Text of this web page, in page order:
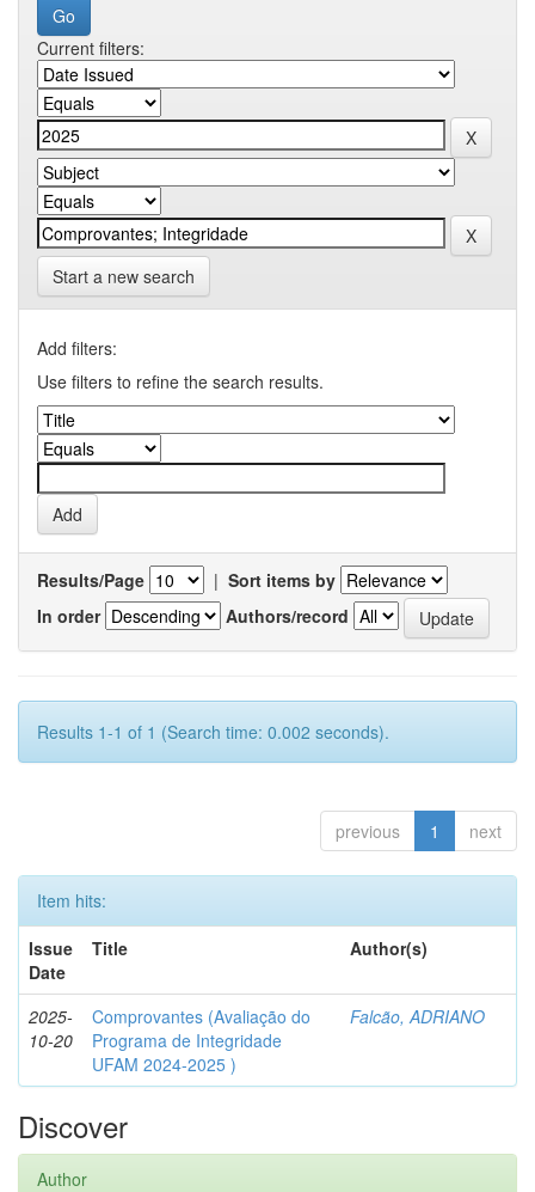
Current filters:
Start a new search
Add filters:
Use filters to refine the search results.
Results/Page | Sort items by
In order
Authors/record
Results 1-1 of 1 (Search time: 0.002 seconds).
previous 1 next
Item hits:
Issue
Date
Title Author(s)
2025-
10-20
Comprovantes (Avaliação do
Programa de Integridade
UFAM 2024-2025 )
Falcão, ADRIANO
Discover
Author